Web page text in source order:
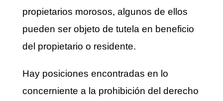
propietarios morosos, algunos de ellos
pueden ser objeto de tutela en beneficio
del propietario o residente.
Hay posiciones encontradas en lo
concerniente a la prohibición del derecho